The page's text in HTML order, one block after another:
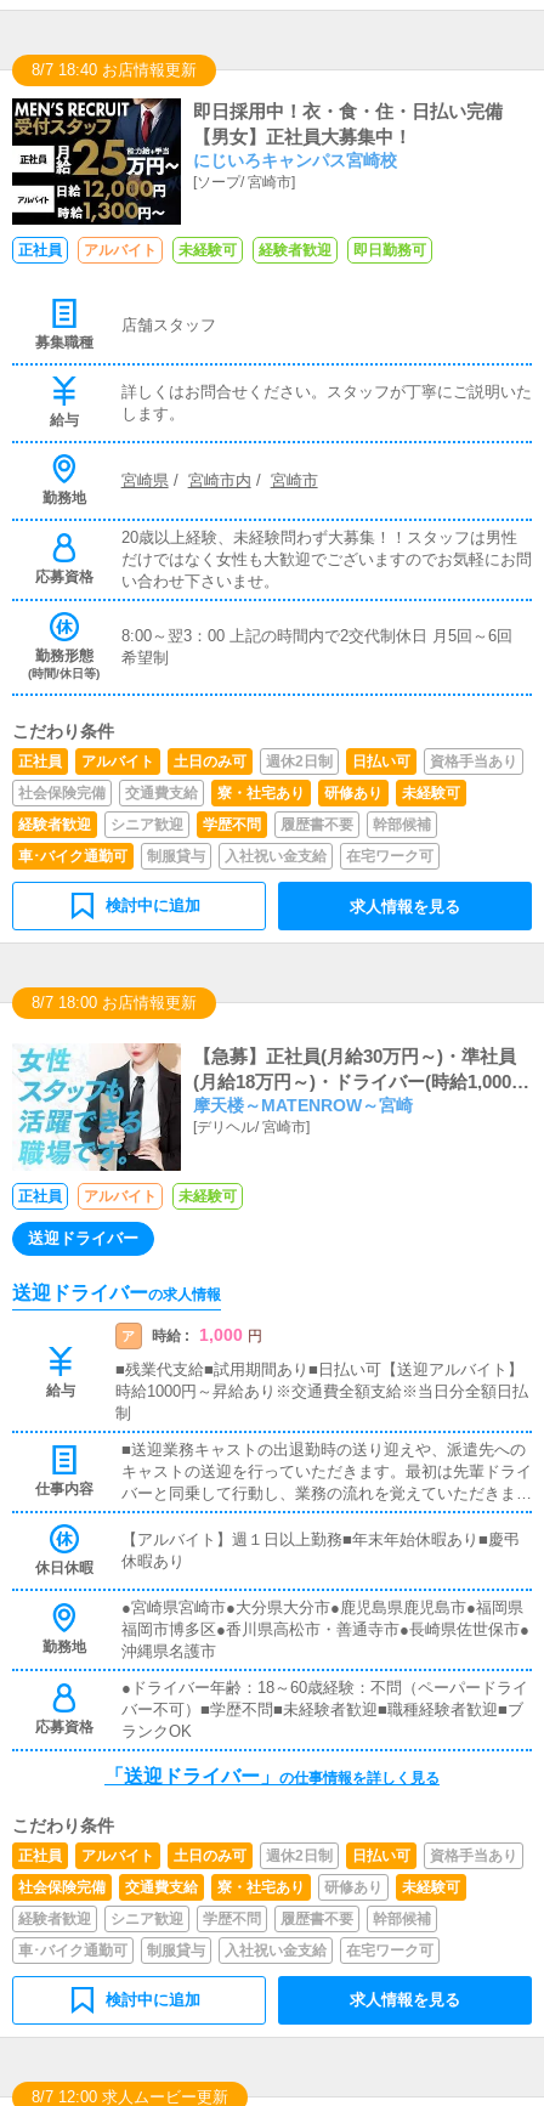
8/7 18:40 お店情報更新
即日採用中！衣・食・住・日払い完備
【男女】正社員大募集中！
にじいろキャンパス宮崎校
[ソープ/宮崎市]
正社員 アルバイト 未経験可 経験者歓迎 即日勤務可
募集職種
店舗スタッフ
給与
詳しくはお問合せください。スタッフが丁寧にご説明いた
します。
勤務地
宮崎県/ 宮崎市内 / 宮崎市
応募資格
20歳以上経験、未経験問わず大募集！！スタッフは男性
だけではなく女性も大歓迎でございますのでお気軽にお問
い合わせ下さいませ。
勤務形態
(時間/休日等)
8:00～翌3：00 上記の時間内で2交代制休日 月5回～6回
希望制
こだわり条件
正社員 アルバイト 土日のみ可 週休2日制 日払い可
資格手当あり
社会保険完備
交通費支給 寮・社宅あり 研修あり
未経験可
経験者歓迎
シニア歓迎 学歴不問 履歴書不要
幹部候補
車･バイク通勤可
制服貸与 入社祝い金支給 在宅ワーク可
検討中に追加 求人情報を見る
8/7 18:00 お店情報更新
【急募】正社員(月給30万円～)・準社員
(月給18万円～)・ドライバー(時給1,000円
＋交通費全額支給)大募集中！九州で展開
しているグループ店！高待遇であなたの
摩天楼～MATENROW～宮崎
[デリヘル/宮崎市]
正社員 アルバイト 未経験可
送迎ドライバー
送迎ドライバーの求人情報
給与
ア 時給 : 1,000 円
■残業代支給■試用期間あり■日払い可【送迎アルバイト】
時給1000円～昇給あり※交通費全額支給※当日分全額日払
制
仕事内容
■送迎業務キャストの出退勤時の送り迎えや、派遣先への
キャストの送迎を行っていただきます。最初は先輩ドライ
バーと同乗して行動し、業務の流れを覚えていただきます
ので、未経験の方でも安心して働けます。お客様と対面で
接客をお願いすることはありません。ガソリン代・高速代
は支給します。■清掃業務送迎業務の空き時間に、事務所
使うお車の清掃もお願いします。
休日休暇
【アルバイト】週１日以上勤務■年末年始休暇あり■慶弔
休暇あり
勤務地
●宮崎県宮崎市●大分県大分市●鹿児島県鹿児島市●福岡県
福岡市博多区●香川県高松市・善通寺市●長崎県佐世保市●
沖縄県名護市
応募資格
●ドライバー年齢：18～60歳経験：不問（ペーパードライ
バー不可）■学歴不問■未経験者歓迎■職種経験者歓迎■ブ
ランクOK
「送迎ドライバー」 の仕事情報を詳しく見る
こだわり条件
正社員 アルバイト 土日のみ可 週休2日制 日払い可
資格手当あり
社会保険完備
交通費支給 寮・社宅あり 研修あり
未経験可
経験者歓迎
シニア歓迎 学歴不問 履歴書不要
幹部候補
車･バイク通勤可
制服貸与 入社祝い金支給 在宅ワーク可
検討中に追加 求人情報を見る
8/7 12:00 求人ムービー更新